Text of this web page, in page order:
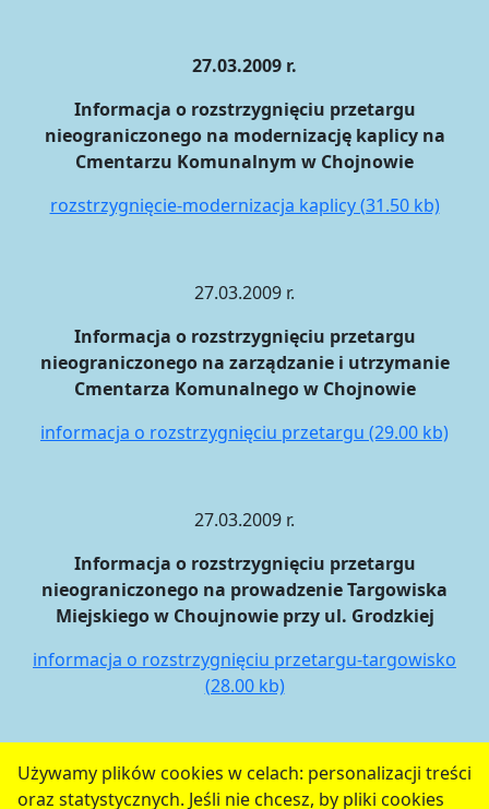
Używamy plików cookies w celach: personalizacji treści
oraz statystycznych. Jeśli nie chcesz, by pliki cookies
27.03.2009 r.
Informacja o rozstrzygnięciu przetargu
nieograniczonego na modernizację kaplicy na
Cmentarzu Komunalnym w Chojnowie
rozstrzygnięcie-modernizacja kaplicy (31.50 kb)
27.03.2009 r.
Informacja o rozstrzygnięciu przetargu
nieograniczonego na zarządzanie i utrzymanie
Cmentarza Komunalnego w Chojnowie
informacja o rozstrzygnięciu przetargu (29.00 kb)
27.03.2009 r.
Informacja o rozstrzygnięciu przetargu
nieograniczonego na prowadzenie Targowiska
Miejskiego w Choujnowie przy ul. Grodzkiej
informacja o rozstrzygnięciu przetargu-targowisko
(28.00 kb)